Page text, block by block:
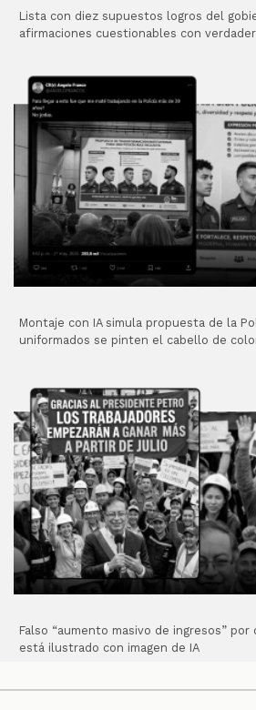
Lista con diez supuestos logros del
afirmaciones cuestionables con
Montaje con IA simula propuesta de la
uniformados se pinten el cabello de
Falso “aumento masivo de ingresos”
está ilustrado con imagen de IA